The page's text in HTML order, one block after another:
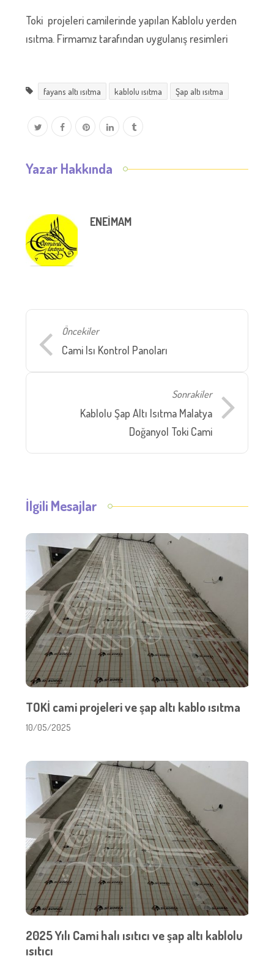
Toki projeleri camilerinde yapılan Kablolu yerden
ısıtma. Firmamız tarafından uygulanış resimleri
fayans altı ısıtma kablolu ısıtma Şap altı ısıtma
Yazar Hakkında
ENEIMAM
Öncekiler
Cami Isı Kontrol Panoları
Sonrakiler
Kablolu Şap Altı Isıtma Malatya
Doğanyol Toki Cami
İlgili Mesajlar
TOKİ cami projeleri ve şap altı kablo ısıtma
10/05/2025
2025 Yılı Cami halı ısıtıcı ve şap altı kablolu
ısıtıcı